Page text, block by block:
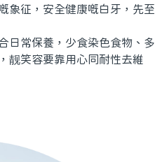
象征，安全健康嘅白牙，先至
常保養，少食染色食物、多
靓笑容要靠用心同耐性去維